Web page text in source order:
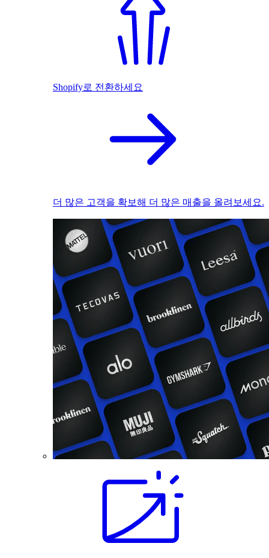
Shopify로 전환하세요
더 많은 고객을 확보해 더 많은 매출을 올려보세요.